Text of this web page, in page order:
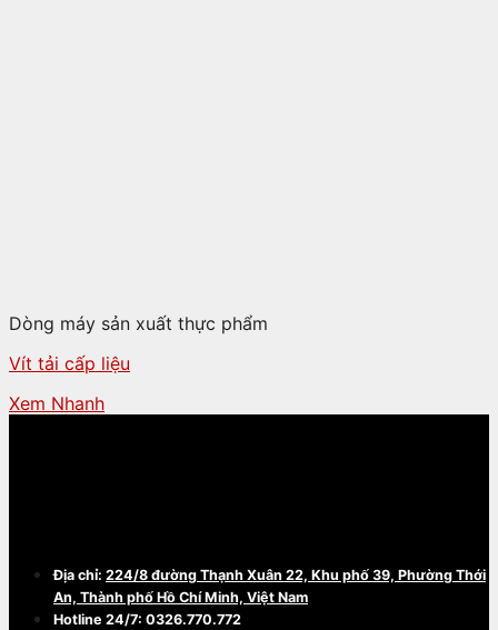
Dòng máy sản xuất thực phẩm
Vít tải cấp liệu
Xem Nhanh
Địa chỉ: 224/8 đường Thạnh Xuân 22, Khu phố 39, Phường Thới
An, Thành phố Hồ Chí Minh, Việt Nam
Hotline 24/7: 0326.770.772